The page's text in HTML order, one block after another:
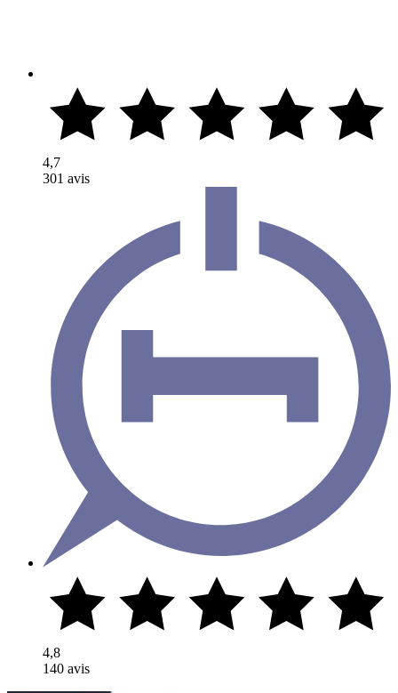
4,7
301 avis
4,8
140 avis